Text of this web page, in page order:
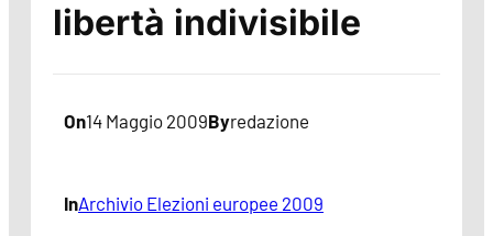
libertà indivisibile
On14 Maggio 2009Byredazione
InArchivio Elezioni europee 2009